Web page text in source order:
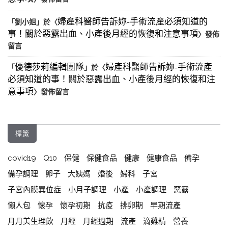
「劉小姐」於〈婦產科醫師告訴妳-手術流產必須知道的
事！關於惡露出血、小產後月經的恢復和注意事項〉發佈
留言
「優德莎莉編輯團隊」於〈婦產科醫師告訴妳-手術流產
必須知道的事！關於惡露出血、小產後月經的恢復和注
意事項〉發佈留言
標籤
covid19 Q10 保健 保健食品 健康 健康食品
備孕
備孕調理
卵子 大姨媽 婚後 婦科
子宮
子宮內膜異位症
小月子調理 小產 小產調理
惡露
懶人包
懷孕 懷孕初期 抗疫 排卵期
早期流產
月月美生理飲
月經 月經週期 流產 滴雞精
營養